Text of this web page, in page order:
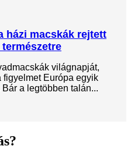
házi macskák rejtett
világnapját,
Európa egyik
a legtöbben talán...